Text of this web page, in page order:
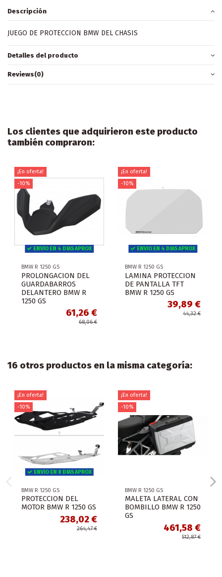
Descripción
JUEGO DE PROTECCION BMW DEL CHASIS
Detalles del producto
Reviews(0)
Los clientes que adquirieron este producto
también compraron:
¡En oferta!
-10%
ENVIO EN 4 DIAS APROX
BMW R 1250 GS
PROLONGACION DEL
GUARDABARROS
DELANTERO BMW R
1250 GS
61,26 €
68,06 €
¡En oferta!
-10%
ENVIO EN 4 DIAS APROX
BMW R 1250 GS
LAMINA PROTECCION
DE PANTALLA TFT
BMW R 1250 GS
39,89 €
44,32 €
16 otros productos en la misma categoría:
¡En oferta!
-10%
ENVIO EN 8 DIAS APROX
BMW R 1250 GS
PROTECCION DEL
MOTOR BMW R 1250 GS
238,02 €
264,47 €
¡En oferta!
-10%
BMW R 1250 GS
MALETA LATERAL CON
BOMBILLO BMW R 1250
GS
461,58 €
512,87 €